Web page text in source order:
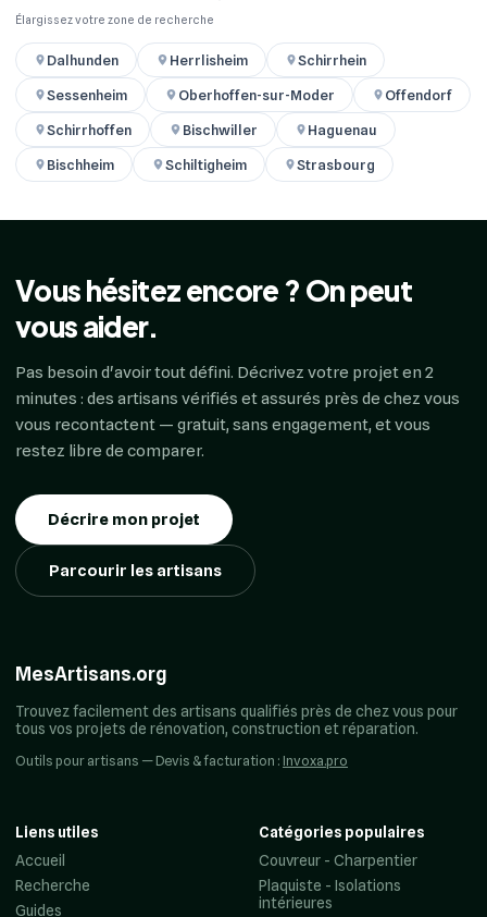
Élargissez votre zone de recherche
Dalhunden Herrlisheim
Schirrhein
Sessenheim
Oberhoffen-sur-Moder
Offendorf
Schirrhoffen
Bischwiller
Haguenau
Bischheim
Schiltigheim Strasbourg
Vous hésitez encore ? On peut
vous aider.
Pas besoin d'avoir tout défini. Décrivez votre projet en 2
minutes : des artisans vérifiés et assurés près de chez vous
vous recontactent — gratuit, sans engagement, et vous
restez libre de comparer.
Décrire mon projet
Parcourir les artisans
MesArtisans.org
Trouvez facilement des artisans qualifiés près de chez vous pour
tous vos projets de rénovation, construction et réparation.
Outils pour artisans — Devis & facturation : Invoxa.pro
Liens utiles
Accueil
Recherche
Guides
Catégories populaires
Couvreur - Charpentier
Plaquiste - Isolations
intérieures